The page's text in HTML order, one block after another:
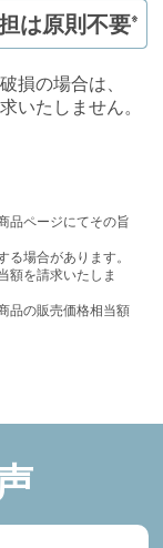
は原則不要※
損の場合は、
いたしません。
品ページにてその旨
場合があります。
額を請求いたしま
品の販売価格相当額